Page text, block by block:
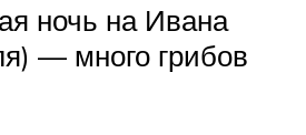
ночь на Ивана
— много грибов